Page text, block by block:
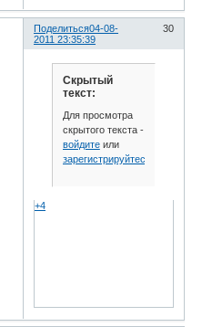
Поделиться 30
04-08-
2011 23:35:39
Скрытый
текст:
Для просмотра
скрытого текста -
войдитеили
зарегистрируйтесь
+4